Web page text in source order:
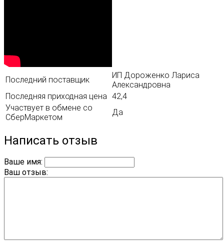
Последний поставщик
ИП Дороженко Лариса
Александровна
Последняя приходная цена 42,4
Участвует в обмене со
СберМаркетом
Да
Написать отзыв
Ваше имя:
Ваш отзыв: